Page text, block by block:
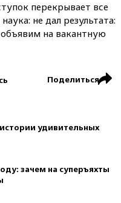
перекрывает все
не дал результата:
на вакантную
Поделиться
удивительных
зачем на суперъяхты